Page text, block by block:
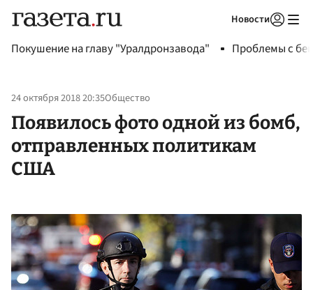
Новости
Покушение на главу "Уралдронзавода" Проблемы с
24 октября 2018 20:35Общество
Появилось фото одной из бомб,
отправленных политикам
США